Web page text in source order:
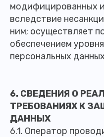
модифицированных
вследствие
ним; осуществляет
обеспечением
персональных
6. СВЕДЕНИЯ О
ТРЕБОВАНИЯХ К
ДАННЫХ
6.1. Оператор